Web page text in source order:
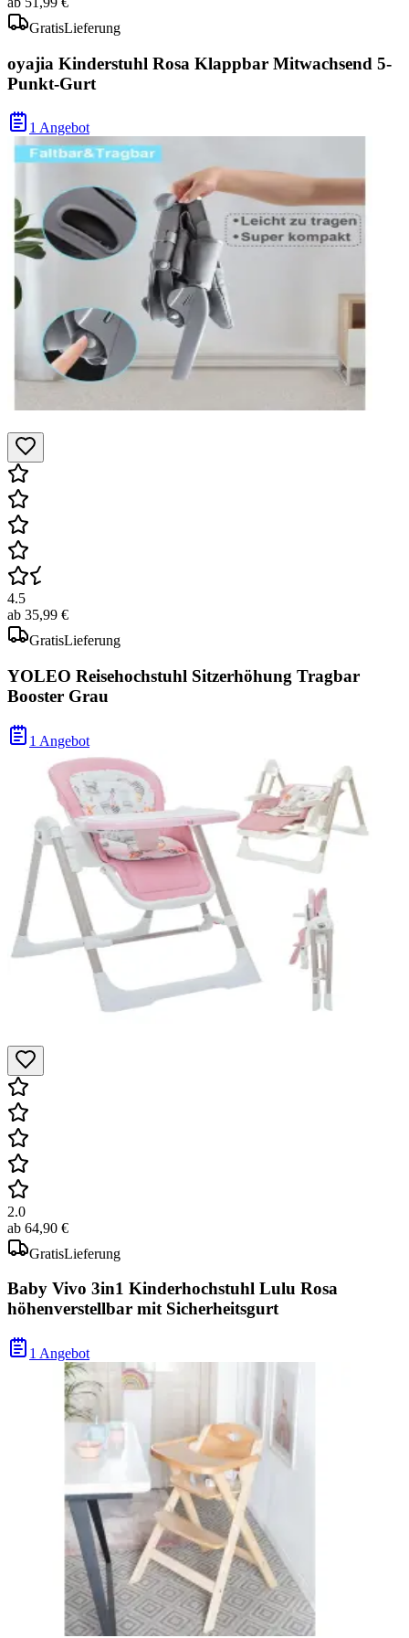
GratisLieferung
oyajia Kinderstuhl Rosa Klappbar Mitwachsend 5-
Punkt-Gurt
1 Angebot
4.5
ab 35,99 €
GratisLieferung
YOLEO Reisehochstuhl Sitzerhöhung Tragbar
Booster Grau
1 Angebot
2.0
ab 64,90 €
GratisLieferung
Baby Vivo 3in1 Kinderhochstuhl Lulu Rosa
höhenverstellbar mit Sicherheitsgurt
1 Angebot